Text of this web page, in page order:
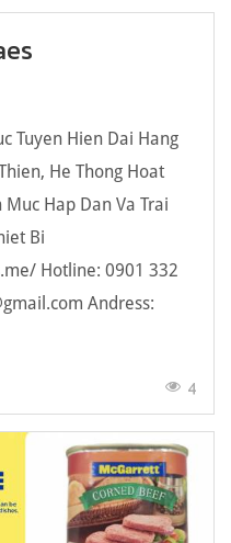
Tuyen Hien Dai Hang
He Thong Hoat
Hap Dan Va Trai
Bi
Hotline: 0901 332
Andress:
4